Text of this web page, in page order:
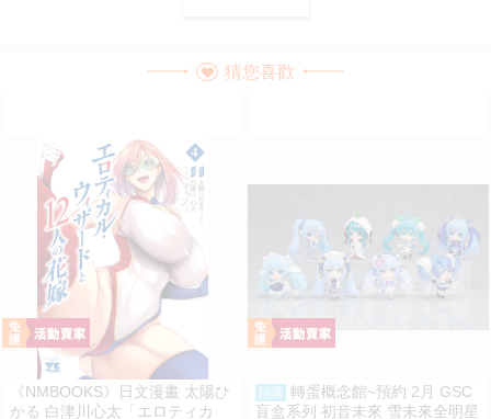
猜您喜歡
《NMBOOKS》日文漫畫 太陽ひ
かる 白津川心太「エロティカ
預購
轉蛋概念館~預約 2月 GSC
盲盒系列 初音未來 雪未來全明星